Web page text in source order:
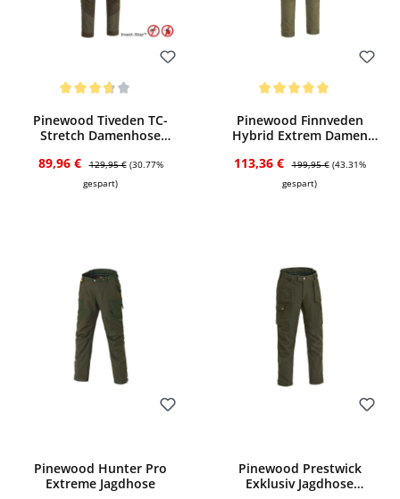
Bewerten
Pinewood Tiveden TC-
Stretch Damenhose
Verkaufspreis:
89,96 € Regulärer Preis:
129,95 € (30.77%
gespart)
Bewerten
Pinewood Finnveden
Hybrid Extrem Damen
Verkaufspreis:
113,36 € Regulärer Preis:
199,95 € (43.31%
gespart)
Pinewood Hunter Pro
Extreme Jagdhose
Pinewood Prestwick
Exklusiv Jagdhose